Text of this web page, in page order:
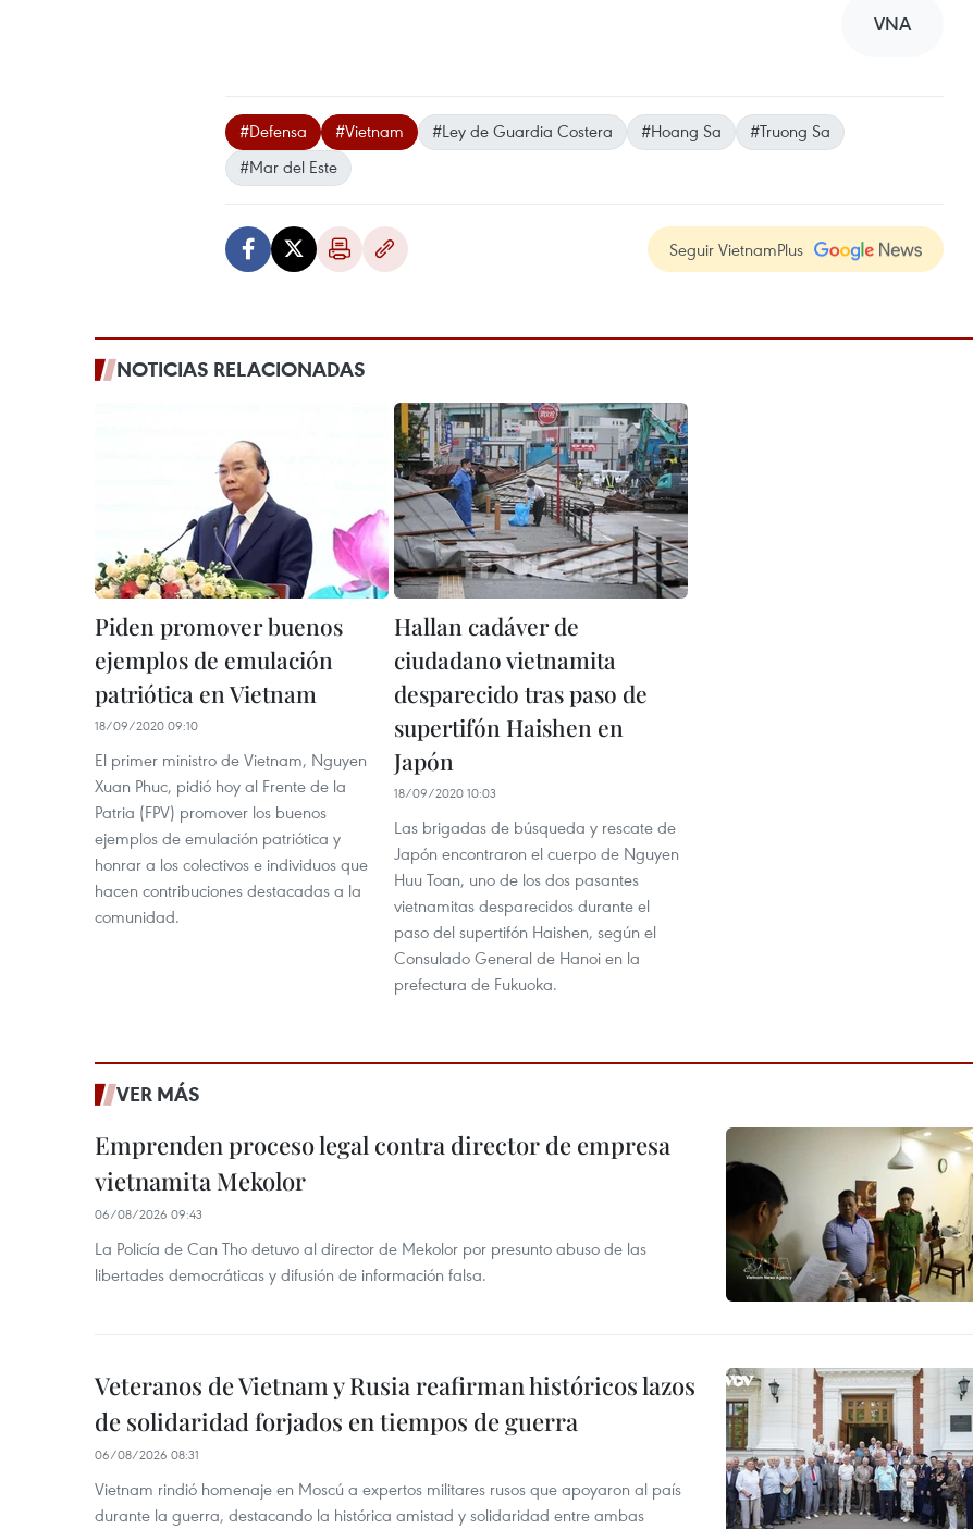
VNA
#Defensa #Vietnam #Ley de Guardia Costera #Hoang Sa
#Truong Sa
#Mar del Este
Seguir VietnamPlus
NOTICIAS RELACIONADAS
Piden promover buenos
ejemplos de emulación
patriótica en Vietnam
18/09/2020 09:10
El primer ministro de Vietnam, Nguyen
Xuan Phuc, pidió hoy al Frente de la
Patria (FPV) promover los buenos
ejemplos de emulación patriótica y
honrar a los colectivos e individuos que
hacen contribuciones destacadas a la
comunidad.
Hallan cadáver de
ciudadano vietnamita
desparecido tras paso de
supertifón Haishen en
Japón
18/09/2020 10:03
Las brigadas de búsqueda y rescate de
Japón encontraron el cuerpo de Nguyen
Huu Toan, uno de los dos pasantes
vietnamitas desparecidos durante el
paso del supertifón Haishen, según el
Consulado General de Hanoi en la
prefectura de Fukuoka.
VER MÁS
Emprenden proceso legal contra director de empresa
vietnamita Mekolor
06/08/2026 09:43
La Policía de Can Tho detuvo al director de Mekolor por presunto abuso de las
libertades democráticas y difusión de información falsa.
Veteranos de Vietnam y Rusia reafirman históricos lazos
de solidaridad forjados en tiempos de guerra
06/08/2026 08:31
Vietnam rindió homenaje en Moscú a expertos militares rusos que apoyaron al país
durante la guerra, destacando la histórica amistad y solidaridad entre ambas